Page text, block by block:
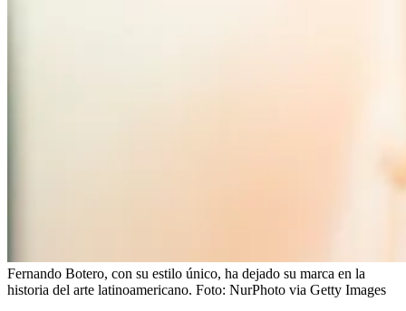
Fernando Botero, con su estilo único, ha dejado su marca en la
historia del arte latinoamericano. Foto: NurPhoto via Getty Images